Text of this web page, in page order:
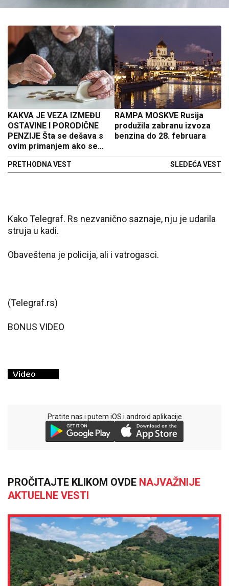
KAKVA JE VEZA IZMEĐU
OSTAVINE I PORODIČNE
PENZIJE Šta se dešava s
ovim primanjem ako se
odreknete nasledstva
PRETHODNA VEST
RAMPA MOSKVE Rusija
produžila zabranu izvoza
benzina do 28. februara
SLEDEĆA VEST
Kako Telegraf. Rs nezvanično saznaje, nju je udarila
struja u kadi.
Obaveštena je policija, ali i vatrogasci.
(Telegraf.rs)
BONUS VIDEO
Pratite nas i putem iOS i android aplikacije
PROČITAJTE KLIKOM OVDE NAJVAŽNIJE
AKTUELNE VESTI